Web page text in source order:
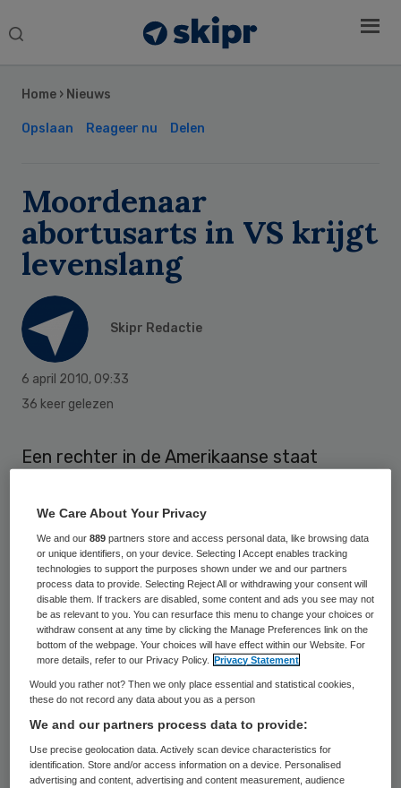
Search
Home › Nieuws
Opslaan Reageer nu Delen
Moordenaar
abortusarts in VS krijgt
levenslang
Skipr Redactie
6 april 2010, 09:33
36 keer gelezen
Een rechter in de Amerikaanse staat
Roeder veroordeeld tot levenslang voor de
moord op abortusarts George Tiller.
Abortus in laat stadium
De 67-jarige medicus werd in mei 2009 in
een kerk doodgeschoten. Tiller had een
kliniek in Kansas en was een van de weinige
artsen in de Verenigde Staten die
abortussen uitvoerde bij vrouwen in een
laat stadium van hun zwangerschap.
Sidebar
We Care About Your Privacy
We and our889 partners store and access personal data, like browsing data
or unique identifiers, on your device. Selecting I Accept enables tracking
technologies to support the purposes shown under we and our partners
process data to provide. Selecting Reject All or withdrawing your consent will
disable them. If trackers are disabled, some content and ads you see may not
be as relevant to you. You can resurface this menu to change your choices or
withdraw consent at any time by clicking the Manage Preferences link on the
bottom of the webpage. Your choices will have effect within our Website. For
more details, refer to our Privacy Policy.
Privacy Statement
Would you rather not? Then we only place essential and statistical cookies,
these do not record any data about you as a person
We and our partners process data to provide:
Use precise geolocation data. Actively scan device characteristics for
identification. Store and/or access information on a device. Personalised
advertising and content, advertising and content measurement, audience